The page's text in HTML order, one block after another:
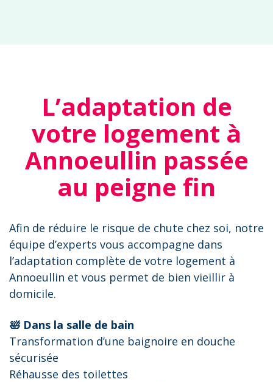
L’adaptation de
votre logement à
Annoeullin passée
au peigne fin
Afin de réduire le risque de chute chez soi, notre
équipe d’experts vous accompagne dans
l’adaptation complète de votre logement à
Annoeullin et vous permet de bien vieillir à
domicile.
🛀 Dans la salle de bain
Transformation d’une baignoire en douche
sécurisée
Réhausse des toilettes